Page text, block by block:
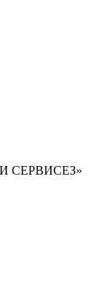
СЕРВИСЕЗ»